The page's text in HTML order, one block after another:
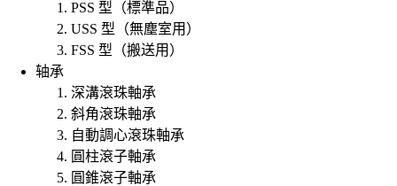
PSS 型（標準品）
USS 型（無塵室用）
FSS 型（搬送用）
轴承
深溝滾珠軸承
斜角滾珠軸承
自動調心滾珠軸承
圓柱滾子軸承
圓錐滾子軸承